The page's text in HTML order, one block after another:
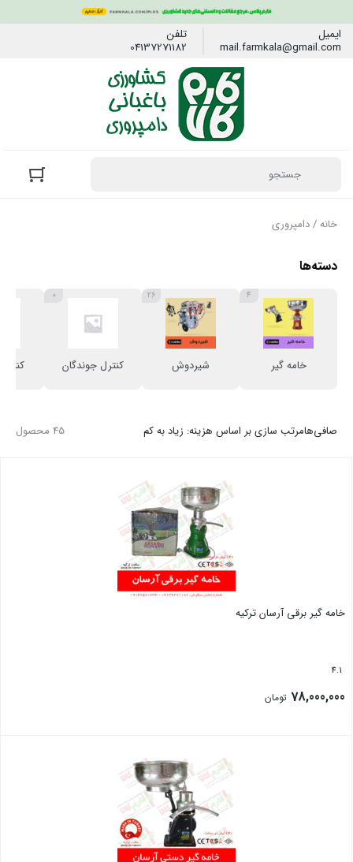
ایمیل
mail.farmkala@gmail.com
تلفن
04137271182
خانه/ دامپروری
دسته‌ها
خامه گیر
4
شیردوش
26
کنترل جوندگان
0
45 محصول صافی‌هامرتب سازی بر اساس هزینه: زیاد به کم
خامه گیر برقی آرسان ترکیه
4.1
78,000,000 تومان